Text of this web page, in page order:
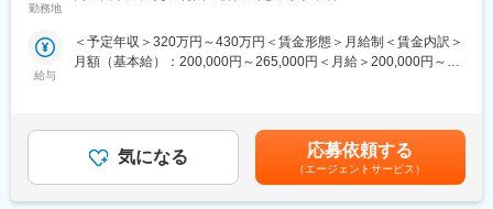
■現場から店舗運営まで段階的に成長できる環境：
レジ・商品管理などの基礎業務からスタートし、将来的には店長
地域のお客様との距離が近く、日々の接客や相談対応を通じて、
信頼される存在として働けます。
■安定した経営基盤のもと、長期的なキャリア形成が可能：
まずは、レジ業務や商品管理などの基礎業務からスタートし、店
舗運営の基本を学んでいただきます。
・商品陳列・売場づくり
・発注・在庫管理
・売上・数値管理の補助
・スタッフのサポート業務
勤務地
給与
＜予定年収＞320万円～430万円＜賃金形態＞月給制＜賃金内訳＞
月額（基本給）：200,000円～265,000円＜月給＞200,000円～
可能性があります。月給(月額)は固定手当を含めた表記です。
気になる 応募依頼する
（エージェントサービス）